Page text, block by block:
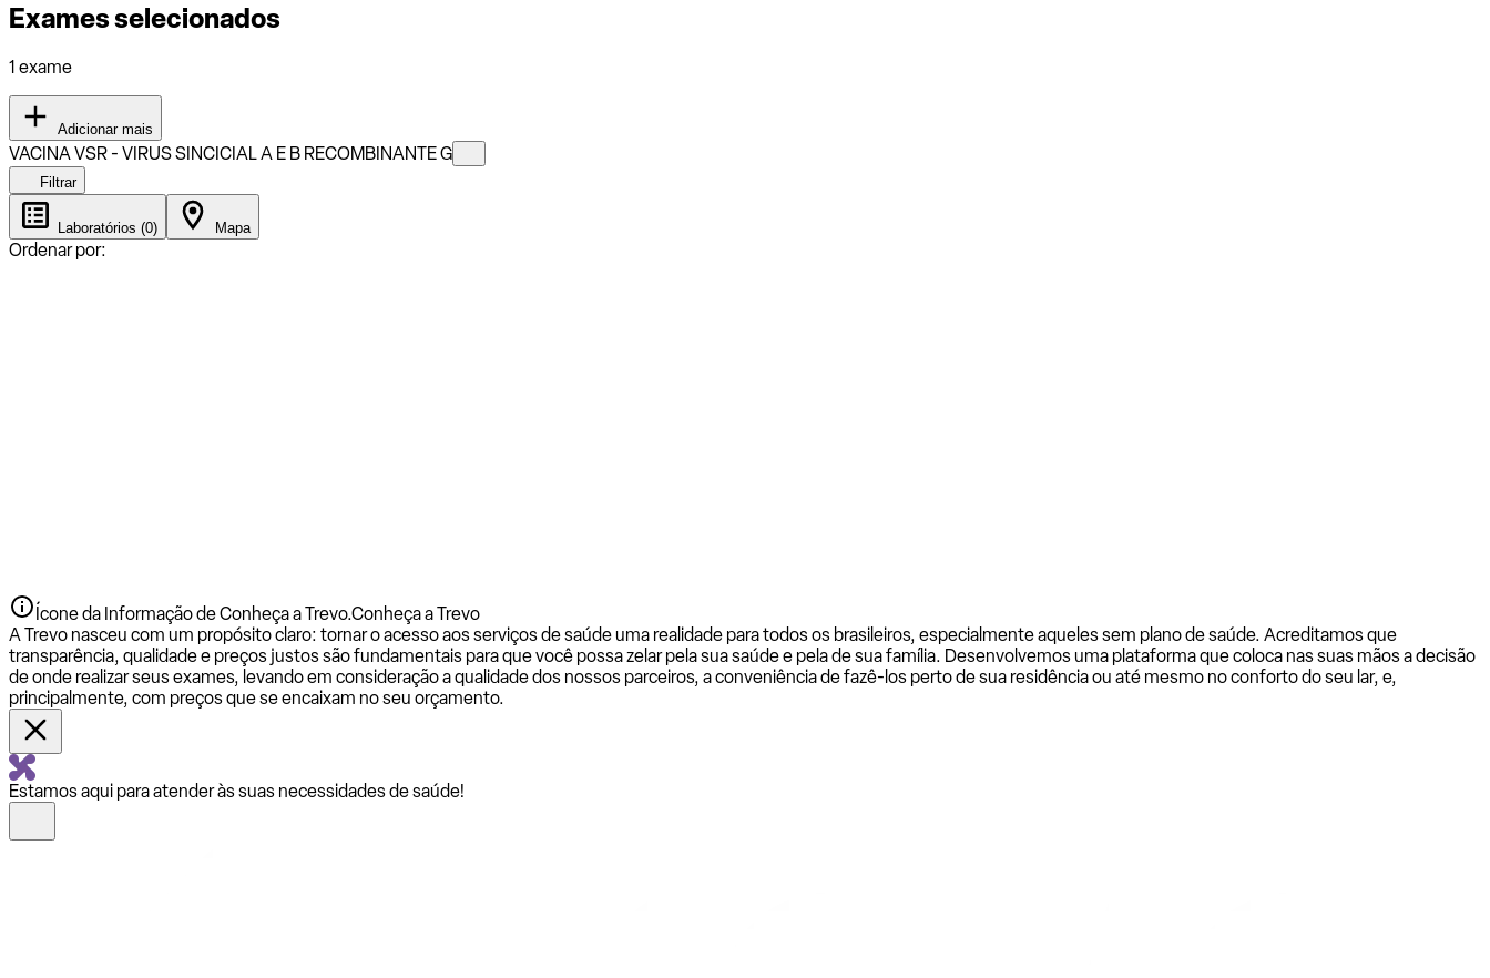
Exames selecionados
1 exame
Adicionar mais
VACINA VSR - VIRUS SINCICIAL A E B RECOMBINANTE G
Filtrar
Laboratórios (0) Mapa
Ordenar por:
Ícone da Informação de Conheça a Trevo.Conheça a Trevo
A Trevo nasceu com um propósito claro: tornar o acesso aos serviços de saúde uma realidade para todos os brasileiros, especialmente aqueles sem plano de saúde. Acreditamos que
transparência, qualidade e preços justos são fundamentais para que você possa zelar pela sua saúde e pela de sua família. Desenvolvemos uma plataforma que coloca nas suas mãos a decisão
de onde realizar seus exames, levando em consideração a qualidade dos nossos parceiros, a conveniência de fazê-los perto de sua residência ou até mesmo no conforto do seu lar, e,
principalmente, com preços que se encaixam no seu orçamento.
Estamos aqui para atender às suas necessidades de saúde!